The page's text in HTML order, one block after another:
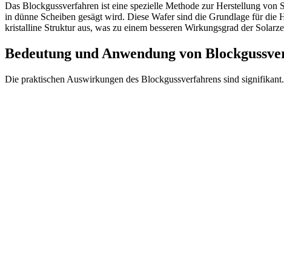
Das Blockgussverfahren ist eine spezielle Methode zur Herstellung
in dünne Scheiben gesägt wird. Diese Wafer sind die Grundlage für
kristalline Struktur aus, was zu einem besseren Wirkungsgrad der
Bedeutung und Anwendung von
Die praktischen Auswirkungen des Blockgussverfahrens sind